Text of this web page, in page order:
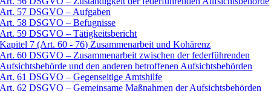
Art. 57 DSGVO – Aufgaben
Art. 58 DSGVO – Befugnisse
Art. 59 DSGVO – Tätigkeitsbericht
Kapitel 7 (Art. 60 - 76) Zusammenarbeit und Kohärenz
Art. 60 DSGVO – Zusammenarbeit zwischen der federführenden
Aufsichtsbehörde und den anderen betroffenen Aufsichtsbehörden
Art. 61 DSGVO – Gegenseitige Amtshilfe
Art. 62 DSGVO – Gemeinsame Maßnahmen der Aufsichtsbehörden